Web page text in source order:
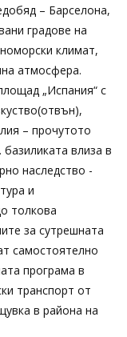
– Барселона,
градове на
климат,
атмосфера.
„Испания“ с
– прочутото
влиза в
наследство -
и
толкова
за сутрешната
самостоятелно
програма в
транспорт от
в района на